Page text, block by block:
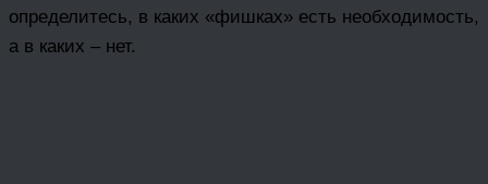
определитесь, в каких «фишках» есть необходимость,
а в каких – нет.